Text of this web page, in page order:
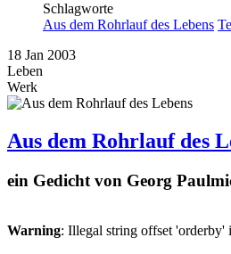
Schlagworte
Aus dem Rohrlauf des Lebens
18 Jan 2003
Leben
Werk
Aus dem Rohrlauf des
ein Gedicht von Georg
Warning: Illegal string offset 'orderby'